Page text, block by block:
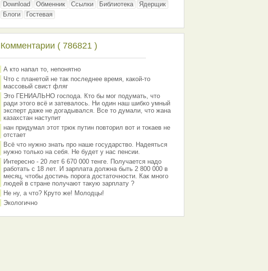
Download
Обменник Ссылки Библиотека
Ядерщик
Блоги
Гостевая
Комментарии ( 786821 )
А кто напал то, непонятно
Что с планетой не так последнее время, какой-то
массовый свист фляг
Это ГЕНИАЛЬНО господа. Кто бы мог подумать, что
ради этого всё и затевалось. Ни один наш шибко умный
эксперт даже не догадывался. Все то думали, что жана
казахстан наступит
нан придумал этот трюк путин повторил вот и токаев не
отстает
Всё что нужно знать про наше государство. Надеяться
нужно только на себя. Не будет у нас пенсии.
Интересно - 20 лет 6 670 000 тенге. Получается надо
работать с 18 лет. И зарплата должна быть 2 800 000 в
месяц, чтобы достичь порога достаточности. Как много
людей в стране получают такую зарплату ?
Не ну, а что? Круто же! Молодцы!
Экологично